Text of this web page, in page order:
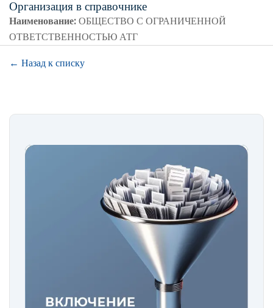
Организация в справочнике
Наименование:ОБЩЕСТВО С ОГРАНИЧЕННОЙ
ОТВЕТСТВЕННОСТЬЮ АТГ
← Назад к списку